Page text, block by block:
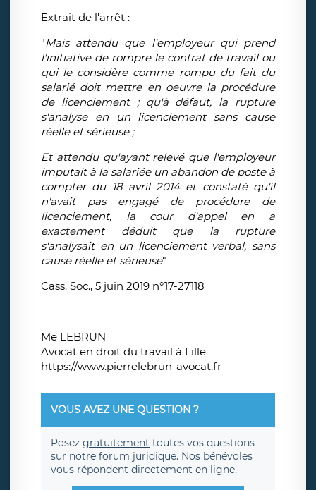
Extrait de l'arrêt :
"Mais attendu que l'employeur qui prend
l'initiative de rompre le contrat de travail ou
qui le considère comme rompu du fait du
salarié doit mettre en oeuvre la procédure
de licenciement ; qu'à défaut, la rupture
s'analyse en un licenciement sans cause
réelle et sérieuse ;
Et attendu qu'ayant relevé que l'employeur
imputait à la salariée un abandon de poste à
compter du 18 avril 2014 et constaté qu'il
n'avait pas engagé de procédure de
licenciement, la cour d'appel en a
exactement déduit que la rupture
s'analysait en un licenciement verbal, sans
cause réelle et sérieuse"
Cass. Soc., 5 juin 2019 n°17-27118
Me LEBRUN
Avocat en droit du travail à Lille
https://www.pierrelebrun-avocat.fr
VOUS AVEZ UNE QUESTION ?
Posez gratuitement toutes vos questions
sur notre forum juridique. Nos bénévoles
vous répondent directement en ligne.